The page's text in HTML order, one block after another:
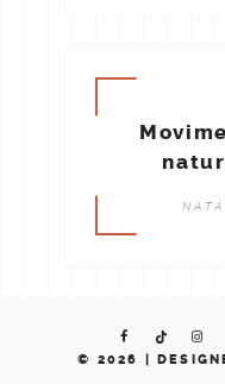
© 2026 |